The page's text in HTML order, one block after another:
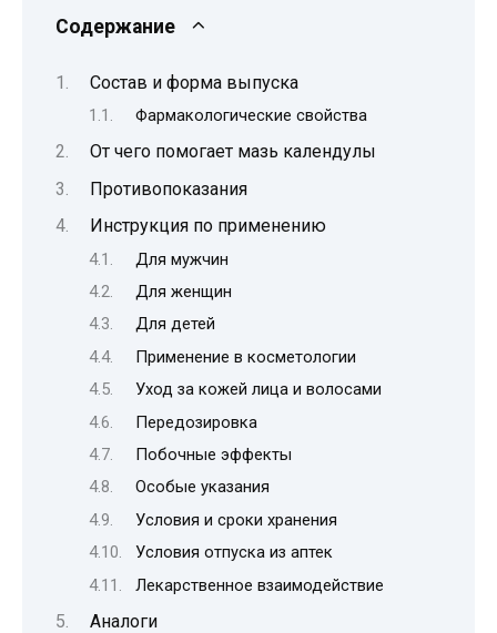
Содержание
Состав и форма выпуска
Фармакологические свойства
От чего помогает мазь календулы
Противопоказания
Инструкция по применению
Для мужчин
Для женщин
Для детей
Применение в косметологии
Уход за кожей лица и волосами
Передозировка
Побочные эффекты
Особые указания
Условия и сроки хранения
Условия отпуска из аптек
Лекарственное взаимодействие
Аналоги